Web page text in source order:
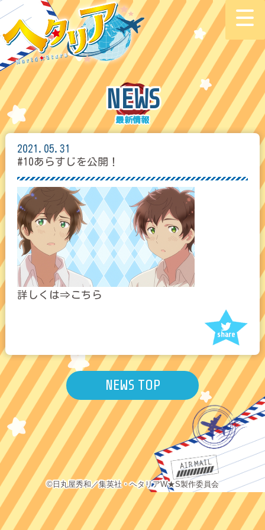
NEWS
2021.05.31
#10あらすじを公開！
詳しくは⇒ こちら
NEWS TOP
©日丸屋秀和／集英社・ヘタリアW★S製作委員会